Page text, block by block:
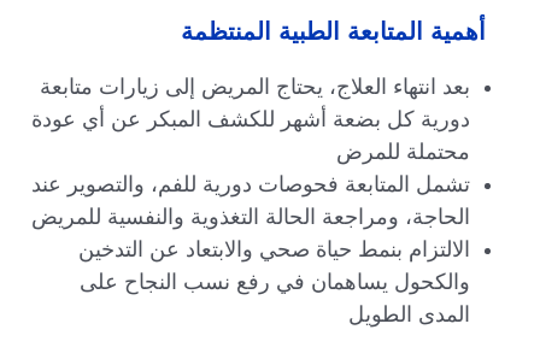
أهمية المتابعة الطبية المنتظمة
بعد انتهاء العلاج، يحتاج المريض إلى زيارات متابعة
دورية كل بضعة أشهر للكشف المبكر عن أي عودة
محتملة للمرض
تشمل المتابعة فحوصات دورية للفم، والتصوير عند
الحاجة، ومراجعة الحالة التغذوية والنفسية للمريض
الالتزام بنمط حياة صحي والابتعاد عن التدخين
والكحول يساهمان في رفع نسب النجاح على
المدى الطويل